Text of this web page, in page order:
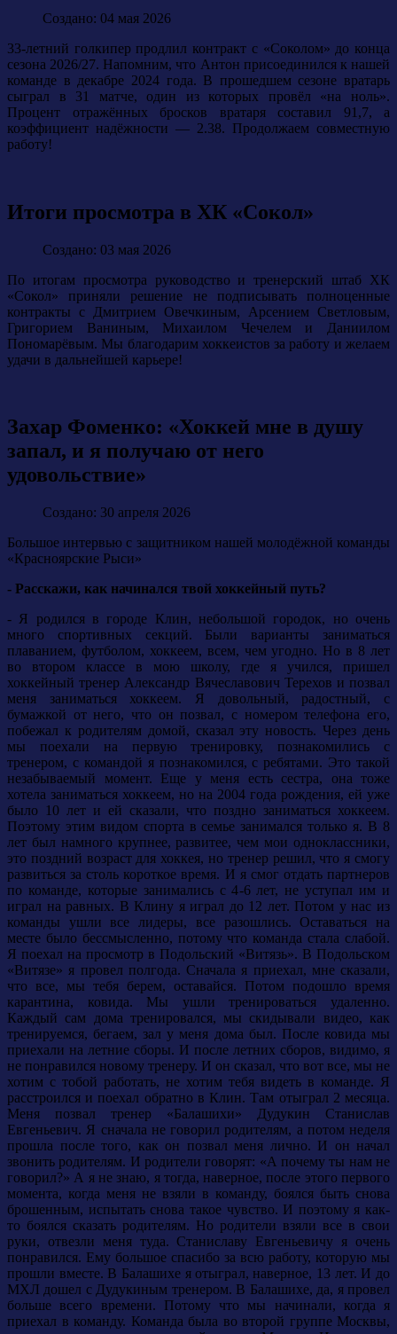
Создано: 04 мая 2026
33-летний голкипер продлил контракт с «Соколом» до конца
сезона 2026/27. Напомним, что Антон присоединился к нашей
команде в декабре 2024 года. В прошедшем сезоне вратарь
сыграл в 31 матче, один из которых провёл «на ноль».
Процент отражённых бросков вратаря составил 91,7, а
коэффициент надёжности — 2.38. Продолжаем совместную
работу!
Итоги просмотра в ХК «Сокол»
Создано: 03 мая 2026
По итогам просмотра руководство и тренерский штаб ХК
«Сокол» приняли решение не подписывать полноценные
контракты с Дмитрием Овечкиным, Арсением Светловым,
Григорием Ваниным, Михаилом Чечелем и Даниилом
Пономарёвым. Мы благодарим хоккеистов за работу и желаем
удачи в дальнейшей карьере!
Захар Фоменко: «Хоккей мне в душу
запал, и я получаю от него
удовольствие»
Создано: 30 апреля 2026
Большое интервью с защитником нашей молодёжной команды
«Красноярские Рыси»
- Расскажи, как начинался твой хоккейный путь?
- Я родился в городе Клин, небольшой городок, но очень
много спортивных секций. Были варианты заниматься
плаванием, футболом, хоккеем, всем, чем угодно. Но в 8 лет
во втором классе в мою школу, где я учился, пришел
хоккейный тренер Александр Вячеславович Терехов и позвал
меня заниматься хоккеем. Я довольный, радостный, с
бумажкой от него, что он позвал, с номером телефона его,
побежал к родителям домой, сказал эту новость. Через день
мы поехали на первую тренировку, познакомились с
тренером, с командой я познакомился, с ребятами. Это такой
незабываемый момент. Еще у меня есть сестра, она тоже
хотела заниматься хоккеем, но на 2004 года рождения, ей уже
было 10 лет и ей сказали, что поздно заниматься хоккеем.
Поэтому этим видом спорта в семье занимался только я. В 8
лет был намного крупнее, развитее, чем мои одноклассники,
это поздний возраст для хоккея, но тренер решил, что я смогу
развиться за столь короткое время. И я смог отдать партнеров
по команде, которые занимались с 4-6 лет, не уступал им и
играл на равных. В Клину я играл до 12 лет. Потом у нас из
команды ушли все лидеры, все разошлись. Оставаться на
месте было бессмысленно, потому что команда стала слабой.
Я поехал на просмотр в Подольский «Витязь». В Подольском
«Витязе» я провел полгода. Сначала я приехал, мне сказали,
что все, мы тебя берем, оставайся. Потом подошло время
карантина, ковида. Мы ушли тренироваться удаленно.
Каждый сам дома тренировался, мы скидывали видео, как
тренируемся, бегаем, зал у меня дома был. После ковида мы
приехали на летние сборы. И после летних сборов, видимо, я
не понравился новому тренеру. И он сказал, что вот все, мы не
хотим с тобой работать, не хотим тебя видеть в команде. Я
расстроился и поехал обратно в Клин. Там отыграл 2 месяца.
Меня позвал тренер «Балашихи» Дудукин Станислав
Евгеньевич. Я сначала не говорил родителям, а потом неделя
прошла после того, как он позвал меня лично. И он начал
звонить родителям. И родители говорят: «А почему ты нам не
говорил?» А я не знаю, я тогда, наверное, после этого первого
момента, когда меня не взяли в команду, боялся быть снова
брошенным, испытать снова такое чувство. И поэтому я как-
то боялся сказать родителям. Но родители взяли все в свои
руки, отвезли меня туда. Станиславу Евгеньевичу я очень
понравился. Ему большое спасибо за всю работу, которую мы
прошли вместе. В Балашихе я отыграл, наверное, 13 лет. И до
МХЛ дошел с Дудукиным тренером. В Балашихе, да, я провел
больше всего времени. Потому что мы начинали, когда я
приехал в команду. Команда была во второй группе Москвы,